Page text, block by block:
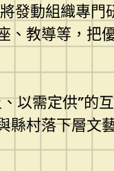
發動組織專門
教導等，
以需定供”
村落下層